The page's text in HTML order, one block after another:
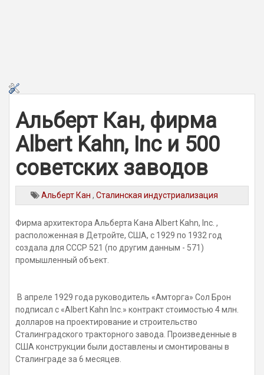
Альберт Кан, фирма
Albert Kahn, Inc и 500
советских заводов
Альберт Кан , Сталинская индустриализация
Фирма архитектора Альберта Кана Albert Kahn, Inc. ,
расположенная в Детройте, США, с 1929 по 1932 год
создала для СССР 521 (по другим данным - 571)
промышленный объект.
В апреле 1929 года руководитель «Амторга» Сол Брон
подписал с «Albert Kahn Inc.» контракт стоимостью 4 млн.
долларов на проектирование и строительство
Сталинградского тракторного завода. Произведенные в
США конструкции были доставлены и смонтированы в
Сталинграде за 6 месяцев.